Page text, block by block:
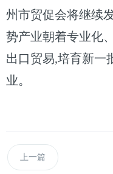
州市贸促会将继续
势产业朝着专业化
出口贸易,培育新一
业。
上一篇